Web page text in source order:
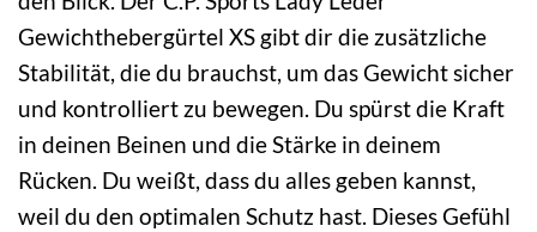
Gewichthebergürtel XS gibt dir die zusätzliche
Stabilität, die du brauchst, um das Gewicht sicher
und kontrolliert zu bewegen. Du spürst die Kraft
in deinen Beinen und die Stärke in deinem
Rücken. Du weißt, dass du alles geben kannst,
weil du den optimalen Schutz hast. Dieses Gefühl